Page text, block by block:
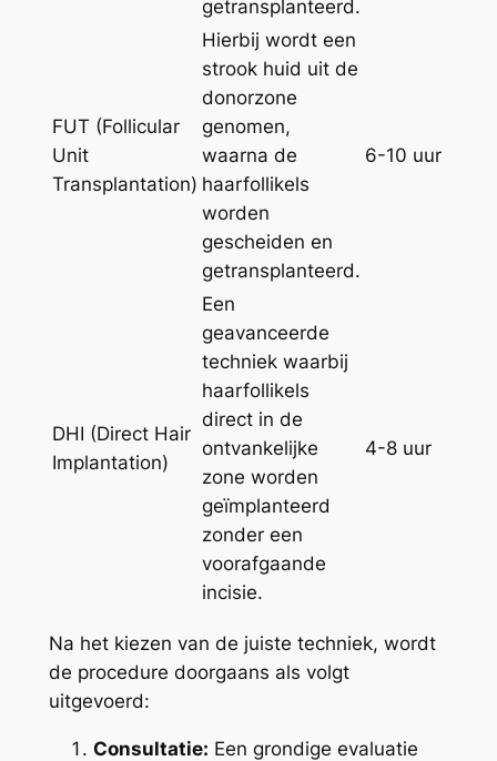
getransplanteerd.
FUT (Follicular
Unit
Transplantation)
Hierbij wordt een
strook huid uit de
donorzone
genomen,
waarna de
haarfollikels
worden
gescheiden en
getransplanteerd.
6-10 uur
DHI (Direct Hair
Implantation)
Een
geavanceerde
techniek waarbij
haarfollikels
direct in de
ontvankelijke
zone worden
geïmplanteerd
zonder een
voorafgaande
incisie.
4-8 uur
Na het kiezen van de juiste techniek, wordt
de procedure doorgaans als volgt
uitgevoerd:
Consultatie: Een grondige evaluatie